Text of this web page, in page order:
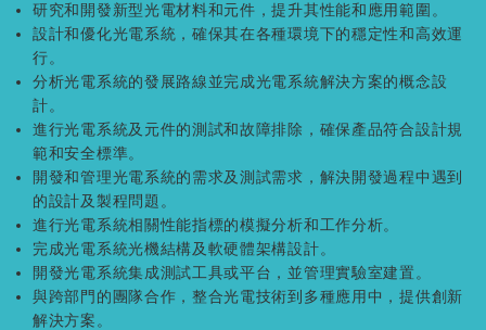
研究和開發新型光電材料和元件，提升其性能和應用範圍。
設計和優化光電系統，確保其在各種環境下的穩定性和高效運
行。
分析光電系統的發展路線並完成光電系統解決方案的概念設
計。
進行光電系統及元件的測試和故障排除，確保產品符合設計規
範和安全標準。
開發和管理光電系統的需求及測試需求，解決開發過程中遇到
的設計及製程問題。
進行光電系統相關性能指標的模擬分析和工作分析。
完成光電系統光機結構及軟硬體架構設計。
開發光電系統集成測試工具或平台，並管理實驗室建置。
與跨部門的團隊合作，整合光電技術到多種應用中，提供創新
解決方案。